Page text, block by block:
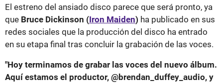
El estreno del ansiado disco parece que será pronto, ya
que Bruce Dickinson (Iron Maiden) ha publicado en sus
redes sociales que la producción del disco ha entrado
en su etapa final tras concluir la grabación de las voces.
"Hoy terminamos de grabar las voces del nuevo álbum.
Aquí estamos el productor, @brendan_duffey_audio, y